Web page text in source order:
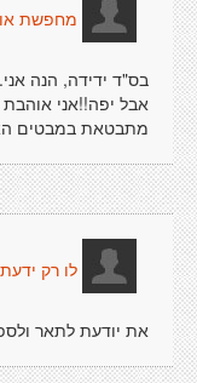
מחפשת
בס"ד ידידה, הנה
אבל יפה!!אני
מתבטאת במבטים
לו רק
את יודעת לתאר